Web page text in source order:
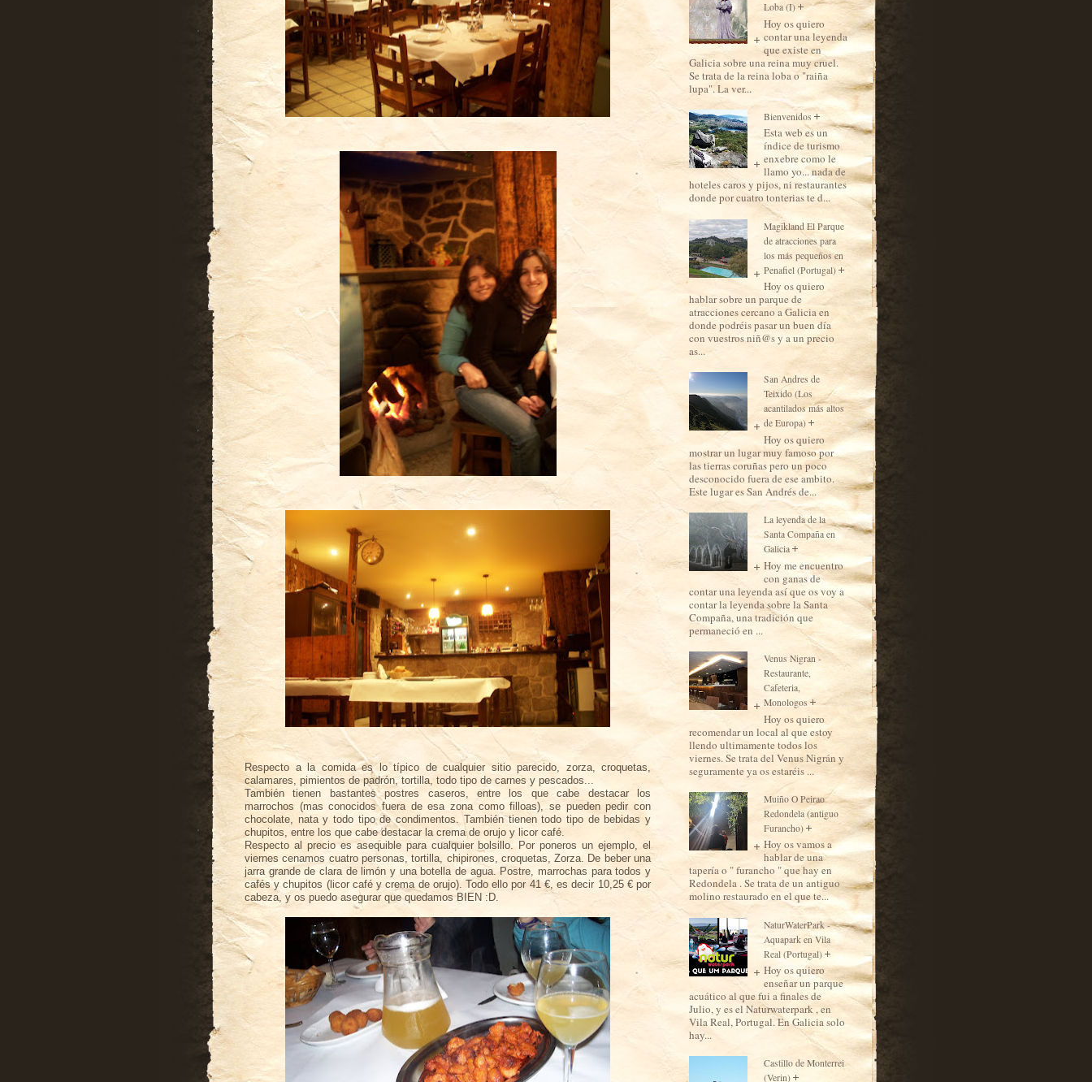
Respecto a la comida es lotípico de cualquier sitio parecido, zorza, croquetas,
calamares, pimientos de padrón, tortilla, todo tipo de carnes y pescados...
También tienen bastantes postres caseros, entre los que cabe destacar los
marrochos (mas conocidos fuera de esa zona comofilloas), se pueden pedir con
chocolate, nata y todo tipo de condimentos. También tienen todo tipo de bebidas y
chupitos, entre los que cabe destacar la crema de orujo y licor café.
Respecto al precio es asequible para cualquier bolsillo. Por poneros un ejemplo, el
viernes cenamos cuatro personas, tortilla, chipirones, croquetas,Zorza. De beber una
jarra grande de clara de limón y una botella de agua. Postre, marrochas para todos y
cafésychupitos (licor caféy crema de orujo). Todo ello por 41 €, es decir 10,25 € por
cabeza, y os puedo asegurar que quedamos BIEN :D.
Loba (I)
Hoy os quiero
contar una leyenda
que existe en
Galicia sobre una reina muy cruel.
Se trata de la reina loba o "raiña
lupa". La ver...
Bienvenidos
Esta web es un
índice de turismo
enxebre como le
llamo yo... nada de
hoteles caros y pijos, ni restaurantes
donde por cuatro tonterias te d...
Magikland El Parque
de atracciones para
los más pequeños en
Penafiel (Portugal)
Hoy os quiero
hablar sobre un parque de
atracciones cercano a Galicia en
donde podréis pasar un buen día
con vuestros niñ@s y a un precio
as...
San Andres de
Teixido (Los
acantilados más altos
de Europa)
Hoy os quiero
mostrar un lugar muy famoso por
las tierras coruñas pero un poco
desconocido fuera de ese ambito.
Este lugar es San Andrés de...
La leyenda de la
Santa Compaña en
Galicia
Hoy me encuentro
con ganas de
contar una leyenda así que os voy a
contar la leyenda sobre la Santa
Compaña, una tradición que
permaneció en ...
Venus Nigran -
Restaurante,
Cafeteria,
Monologos
Hoy os quiero
recomendar un local al que estoy
llendo ultimamente todos los
viernes. Se trata del Venus Nigrán y
seguramente ya os estaréis ...
Muiño O Peirao
Redondela (antiguo
Furancho)
Hoy os vamos a
hablar de una
tapería o " furancho " que hay en
Redondela . Se trata de un antiguo
molino restaurado en el que te...
NaturWaterPark -
Aquapark en Vila
Real (Portugal)
Hoy os quiero
enseñar un parque
acuático al que fui a finales de
Julio, y es el Naturwaterpark , en
Vila Real, Portugal. En Galicia solo
hay...
Castillo de Monterrei
(Verin)